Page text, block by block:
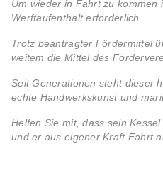
Um wieder in Fahrt zu kommen i
Werftaufenthalt erforderlich.
Trotz beantragter Fördermittel
weitem die Mittel des
Seit Generationen steht dieser
echte Handwerkskunst und
Helfen Sie mit, dass sein
und er aus eigener Kraft Fahrt